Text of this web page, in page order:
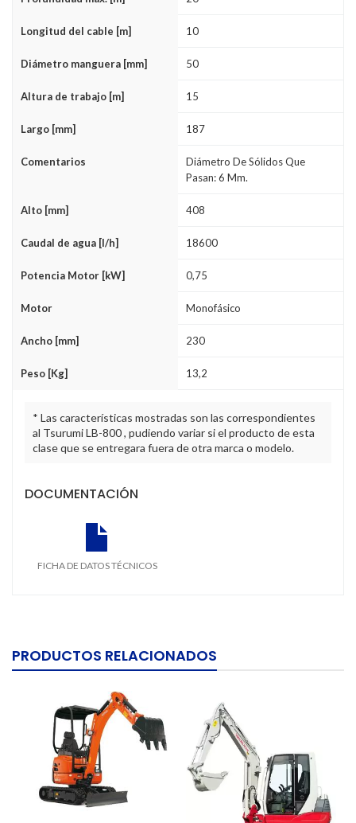
Longitud del cable [m] 10
Diámetro manguera [mm] 50
Altura de trabajo [m] 15
Largo [mm] 187
Comentarios
Diámetro De Sólidos Que
Pasan: 6 Mm.
Alto [mm] 408
Caudal de agua [l/h] 18600
Potencia Motor [kW] 0,75
Motor Monofásico
Ancho [mm] 230
Peso [Kg] 13,2
* Las características mostradas son las correspondientes
al Tsurumi LB-800 , pudiendo variar si el producto de esta
clase que se entregara fuera de otra marca o modelo.
DOCUMENTACIÓN
FICHA DE DATOS TÉCNICOS
PRODUCTOS RELACIONADOS